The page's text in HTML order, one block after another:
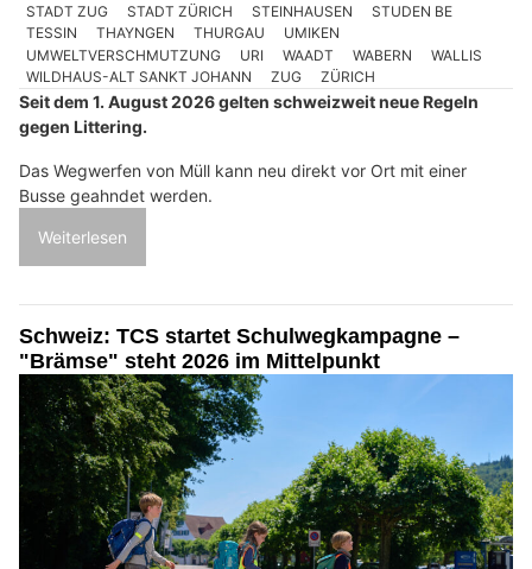
STADT ZUG
STADT ZÜRICH STEINHAUSEN
STUDEN BE
TESSIN
THAYNGEN THURGAU
UMIKEN
UMWELTVERSCHMUTZUNG
URI WAADT WABERN
WALLIS
WILDHAUS-ALT SANKT JOHANN
ZUG ZÜRICH
Seit dem 1. August 2026 gelten schweizweit neue Regeln
gegen Littering.
Das Wegwerfen von Müll kann neu direkt vor Ort mit einer
Busse geahndet werden.
Weiterlesen
Schweiz: TCS startet Schulwegkampagne –
"Brämse" steht 2026 im Mittelpunkt